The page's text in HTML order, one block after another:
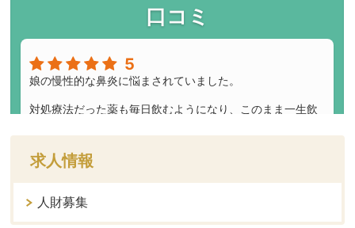
求人情報
人財募集